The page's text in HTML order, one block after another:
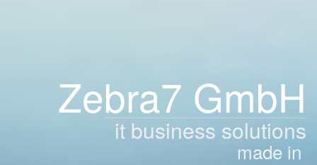
Zebra7 GmbH
it business solutions
made in